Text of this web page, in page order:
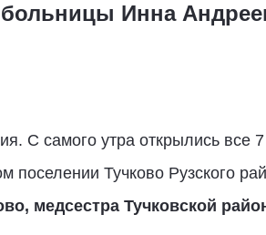
больницы Инна
С самого утра открылись все 7
Тучково Рузского
медсестра Тучковской